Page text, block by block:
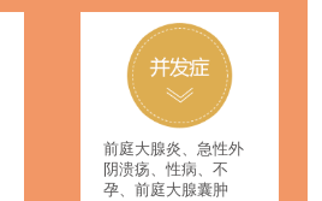
前庭大腺炎、急性外
阴溃疡、性病、不
孕、前庭大腺囊肿